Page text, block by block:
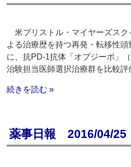
米ブリストル・マイヤーズスク
よる治療歴を持つ再発・転移性
に、抗PD-1抗体「オプジーボ」
治験担当医師選択治療群を比較
続きを読む »
薬事日報 2016/04/25